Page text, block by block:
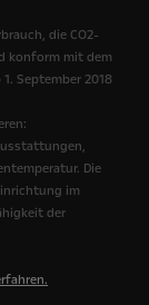
die CO2-
konform mit dem
September 2018
Die
im
der